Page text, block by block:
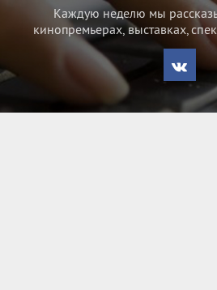
Каждую неделю мы
кинопремьерах, выставках,